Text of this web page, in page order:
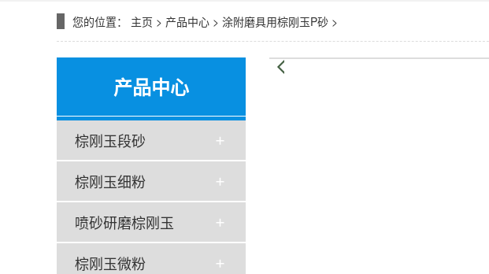
您的位置： 主页 > 产品中心 > 涂附磨具用棕刚玉P砂 >
产品中心
棕刚玉段砂
棕刚玉细粉
喷砂研磨棕刚玉
棕刚玉微粉